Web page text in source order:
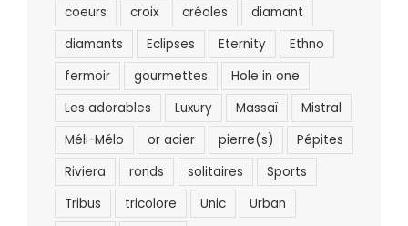
coeurs
croix créoles
diamant
diamants
Eclipses Eternity
Ethno
fermoir
gourmettes
Hole in one
Les adorables
Luxury Massaï
Mistral
Méli-Mélo
or acier pierre(s)
Pépites
Riviera
ronds solitaires
Sports
Tribus
tricolore Unic
Urban